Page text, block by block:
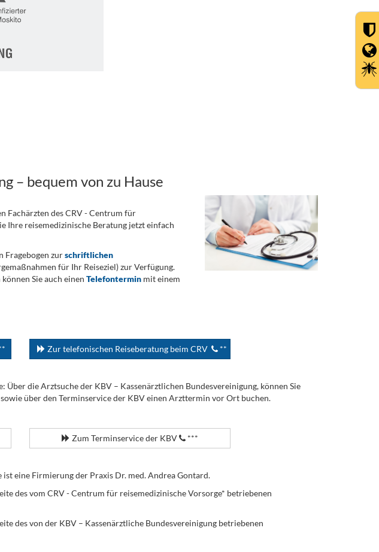
– bequem von zu Hause
Fachärzten des CRV - Centrum für
Ihre reisemedizinische Beratung jetzt einfach
Fragebogen zurschriftlichen
für Ihr Reiseziel) zur Verfügung.
Sie auch einen Telefonterminmit einem
Zur telefonischen Reiseberatung beim CRV **
die Arztsuche der KBV – Kassenärztlichen Bundesvereinigung, können Sie
über den Terminservice der KBV einen Arzttermin vor Ort buchen.
Zum Terminservice der KBV ***
eine Firmierung der Praxis Dr. med. Andrea Gontard.
des vom CRV - Centrum für reisemedizinische Vorsorge* betriebenen
des von der KBV – Kassenärztliche Bundesvereinigung betriebenen